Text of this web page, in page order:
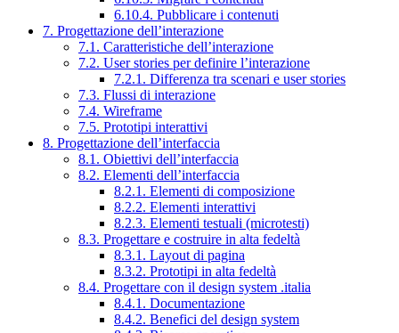
6.10.4. Pubblicare i contenuti
7. Progettazione dell’interazione
7.1. Caratteristiche dell’interazione
7.2. User stories per definire l’interazione
7.2.1. Differenza tra scenari e user stories
7.3. Flussi di interazione
7.4. Wireframe
7.5. Prototipi interattivi
8. Progettazione dell’interfaccia
8.1. Obiettivi dell’interfaccia
8.2. Elementi dell’interfaccia
8.2.1. Elementi di composizione
8.2.2. Elementi interattivi
8.2.3. Elementi testuali (microtesti)
8.3. Progettare e costruire in alta fedeltà
8.3.1. Layout di pagina
8.3.2. Prototipi in alta fedeltà
8.4. Progettare con il design system .italia
8.4.1. Documentazione
8.4.2. Benefici del design system